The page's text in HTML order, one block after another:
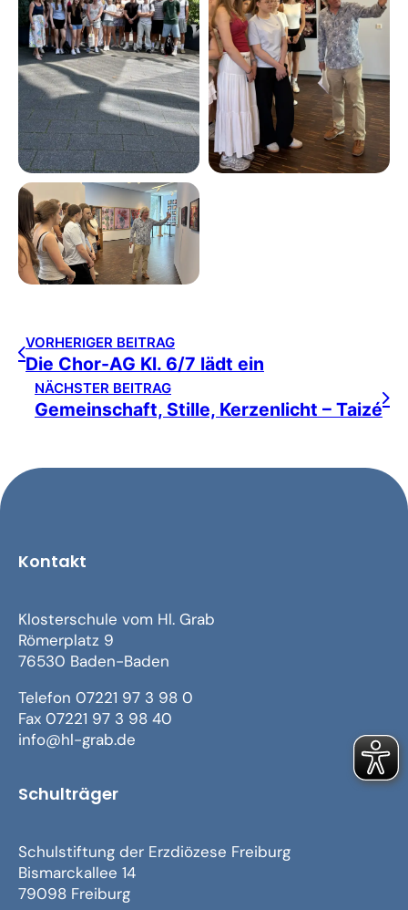
VORHERIGER BEITRAG
Die Chor-AG Kl. 6/7 lädt ein
NÄCHSTER BEITRAG
Gemeinschaft, Stille, Kerzenlicht – Taizé
Kontakt
Klosterschule vom Hl. Grab
Römerplatz 9
76530 Baden-Baden
Telefon 07221 97 3 98 0
Fax 07221 97 3 98 40
info@hl-grab.de
Schulträger
Schulstiftung der Erzdiözese Freiburg
Bismarckallee 14
79098 Freiburg